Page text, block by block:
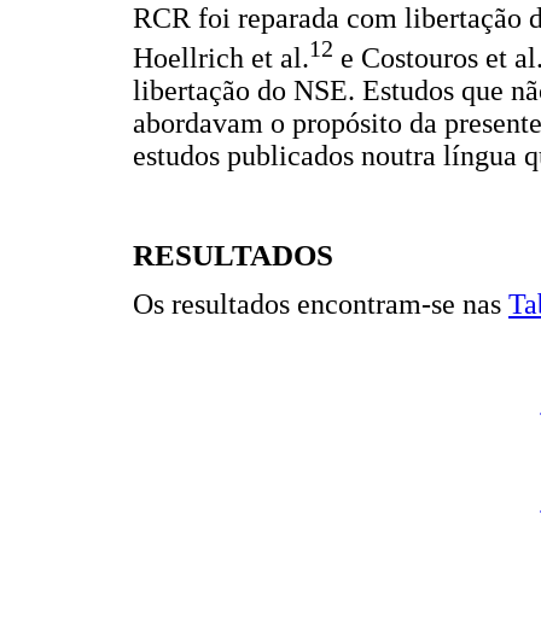
RCR foi reparada com libertação
Hoellrich et al.12 e Costouros et
libertação do NSE. Estudos que
abordavam o propósito da
estudos publicados noutra língua
RESULTADOS
Os resultados encontram-se nas